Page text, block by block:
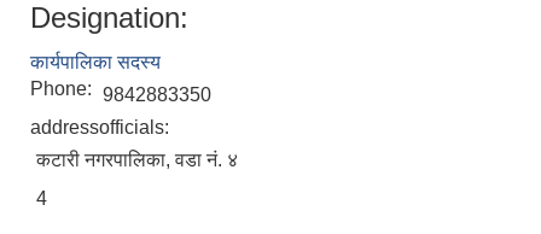
Designation:
कार्यपालिका सदस्य
Phone: 9842883350
addressofficials:
कटारी नगरपालिका, वडा नं. ४
4